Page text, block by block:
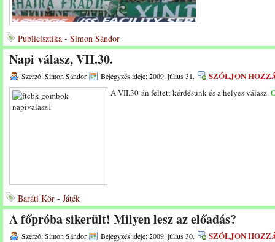
Publicisztika - Simon Sándor
Napi válasz, VII.30.
Szerző: Simon Sándor Bejegyzés ideje: 2009. július 31. SZÓLJON
A VII.30-án feltett kérdésünk és a helyes válasz.
Baráti Kör - Játék
A főpróba sikerült! Milyen lesz az előadás?
Szerző: Simon Sándor Bejegyzés ideje: 2009. július 30. SZÓLJON